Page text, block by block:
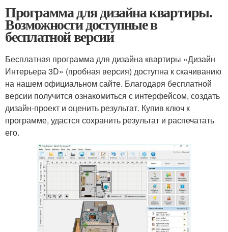
Программа для дизайна квартиры.
Возможности доступные в
бесплатной версии
Бесплатная программа для дизайна квартиры «Дизайн
Интерьера 3D» (пробная версия) доступна к скачиванию
на нашем официальном сайте. Благодаря бесплатной
версии получится ознакомиться с интерфейсом, создать
дизайн-проект и оценить результат. Купив ключ к
программе, удастся сохранить результат и распечатать
его.